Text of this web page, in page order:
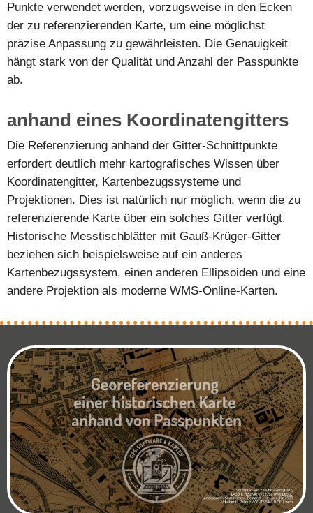
Punkte verwendet werden, vorzugsweise in den Ecken
der zu referenzierenden Karte, um eine möglichst
präzise Anpassung zu gewährleisten. Die Genauigkeit
hängt stark von der Qualität und Anzahl der Passpunkte
ab.
anhand eines Koordinatengitters
Die Referenzierung anhand der Gitter-Schnittpunkte
erfordert deutlich mehr kartografisches Wissen über
Koordinatengitter, Kartenbezugssysteme und
Projektionen. Dies ist natürlich nur möglich, wenn die zu
referenzierende Karte über ein solches Gitter verfügt.
Historische Messtischblätter mit Gauß-Krüger-Gitter
beziehen sich beispielsweise auf ein anderes
Kartenbezugssystem, einen anderen Ellipsoiden und eine
andere Projektion als moderne WMS-Online-Karten.